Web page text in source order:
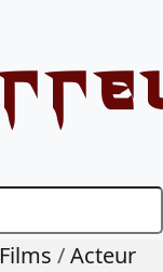
Films
Acteur